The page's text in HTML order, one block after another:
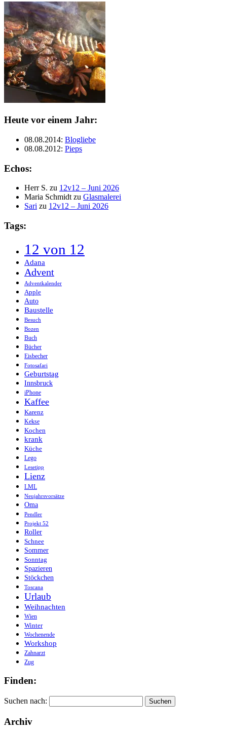
Heute vor einem Jahr:
08.08.2014: Blogliebe
08.08.2012: Pieps
Echos:
Herr S. zu 12v12 – Juni 2026
Maria Schmidt zu Glasmalerei
Sari zu 12v12 – Juni 2026
Tags:
12 von 12
Adana
Advent
Adventkalender
Apple
Auto
Baustelle
Besuch
Bozen
Buch
Bücher
Eisbecher
Fotosafari
Geburtstag
Innsbruck
iPhone
Kaffee
Karenz
Kekse
Kochen
krank
Küche
Lego
Lesetipp
Lienz
LML
Neujahrsvorsätze
Oma
Pendler
Projekt 52
Roller
Schnee
Sommer
Sonntag
Spazieren
Stöckchen
Toscana
Urlaub
Weihnachten
Wien
Winter
Wochenende
Workshop
Zahnarzt
Zug
Finden:
Suchen nach:
Archiv